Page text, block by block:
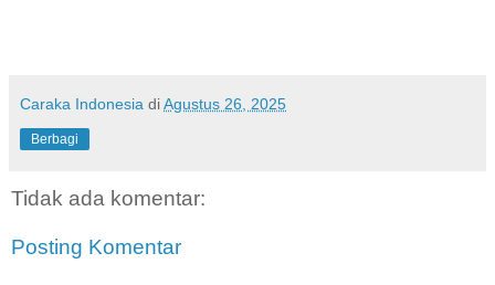
Caraka Indonesia diAgustus 26, 2025
Berbagi
Tidak ada komentar:
Posting Komentar